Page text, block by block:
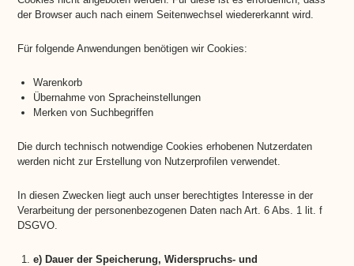
der Browser auch nach einem Seitenwechsel wiedererkannt wird.
Für folgende Anwendungen benötigen wir Cookies:
Warenkorb
Übernahme von Spracheinstellungen
Merken von Suchbegriffen
Die durch technisch notwendige Cookies erhobenen Nutzerdaten
werden nicht zur Erstellung von Nutzerprofilen verwendet.
In diesen Zwecken liegt auch unser berechtigtes Interesse in der
Verarbeitung der personenbezogenen Daten nach Art. 6 Abs. 1 lit. f
DSGVO.
e) Dauer der Speicherung, Widerspruchs- und